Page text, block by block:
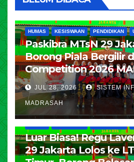
HUMAS KESISWAAN PENDIDIKAN
Paskibra MTsN 29
Borong Piala Bergilir
Competition 2026
JUL 28, 2026 SISTEM
MADRASAH
Luar Biasa! Regu
29 Jakarta Lolos ke